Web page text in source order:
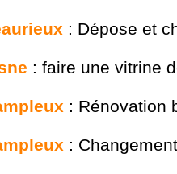
: Dépose et
: faire une vitrine
: Rénovation
: